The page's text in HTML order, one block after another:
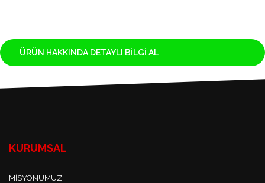
ÜRÜN HAKKINDA DETAYLI BILGI AL
KURUMSAL
MISYONUMUZ